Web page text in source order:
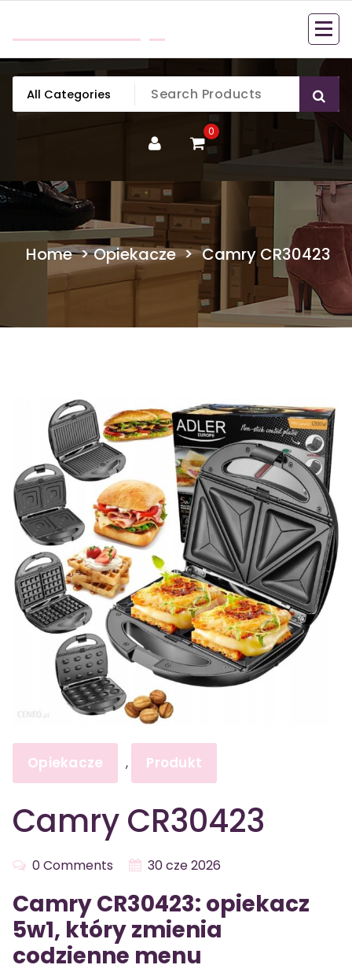
content
0
Home>Opiekacze> Camry CR30423
Opiekacze , Produkt
Camry CR30423
0 Comments 30 cze 2026
Camry CR30423: opiekacz
5w1, który zmienia
codzienne menu